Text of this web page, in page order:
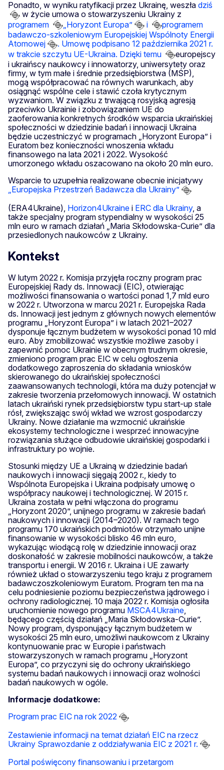
Ponadto, w wyniku ratyfikacji przez Ukrainę, weszła dziś
w życie umowa o stowarzyszeniu Ukrainy z
programem
„Horyzont Europa” i
programem
badawczo-szkoleniowym Europejskiej Wspólnoty Energii
Atomowej
. Umowę podpisano 12 października 2021 r.
w trakcie szczytu UE-Ukraina. Dzięki temu
europejscy
i ukraińscy naukowcy i innowatorzy, uniwersytety oraz
firmy, w tym małe i średnie przedsiębiorstwa (MŚP),
mogą współpracować na równych warunkach, aby
osiągnąć wspólne cele i stawić czoła krytycznym
wyzwaniom. W związku z trwającą rosyjską agresją
przeciwko Ukrainie i zobowiązaniem UE do
zaoferowania konkretnych środków wsparcia ukraińskiej
społeczności w dziedzinie badań i innowacji Ukraina
będzie uczestniczyć w programach „Horyzont Europa” i
Euratom bez konieczności wnoszenia wkładu
finansowego na lata 2021 i 2022. Wysokość
umorzonego wkładu oszacowano na około 20 mln euro.
Wsparcie to uzupełnia realizowane obecnie inicjatywy
„Europejska Przestrzeń Badawcza dla Ukrainy”
(ERA4Ukraine), Horizon4Ukraine i ERC dla Ukrainy, a
także specjalny program stypendialny w wysokości 25
mln euro w ramach działań „Maria Skłodowska-Curie” dla
przesiedlonych naukowców z Ukrainy.
Kontekst
W lutym 2022 r. Komisja przyjęła roczny program prac
Europejskiej Rady ds. Innowacji (EIC), otwierając
możliwości finansowania o wartości ponad 1,7 mld euro
w 2022 r. Utworzona w marcu 2021 r. Europejska Rada
ds. Innowacji jest jednym z głównych nowych elementów
programu „Horyzont Europa” i w latach 2021–2027
dysponuje łącznym budżetem w wysokości ponad 10 mld
euro. Aby zmobilizować wszystkie możliwe zasoby i
zapewnić pomoc Ukrainie w obecnym trudnym okresie,
zmieniono program prac EIC w celu ogłoszenia
dodatkowego zaproszenia do składania wniosków
skierowanego do ukraińskiej społeczności
zaawansowanych technologii, która ma duży potencjał w
zakresie tworzenia przełomowych innowacji. W ostatnich
latach ukraiński rynek przedsiębiorstw typu start-up stale
rósł, zwiększając swój wkład we wzrost gospodarczy
Ukrainy. Nowe działanie ma wzmocnić ukraińskie
ekosystemy technologiczne i wesprzeć innowacyjne
rozwiązania służące odbudowie ukraińskiej gospodarki i
infrastruktury po wojnie.
Stosunki między UE a Ukrainą w dziedzinie badań
naukowych i innowacji sięgają 2002 r., kiedy to
Wspólnota Europejska i Ukraina podpisały umowę o
współpracy naukowej i technologicznej. W 2015 r.
Ukraina została w pełni włączona do programu
„Horyzont 2020”, unijnego programu w zakresie badań
naukowych i innowacji (2014–2020). W ramach tego
programu 170 ukraińskich podmiotów otrzymało unijne
finansowanie w wysokości blisko 46 mln euro,
wykazując wiodącą rolę w dziedzinie innowacji oraz
doskonałość w zakresie mobilności naukowców, a także
transportu i energii. W 2016 r. Ukraina i UE zawarły
również układ o stowarzyszeniu tego kraju z programem
badawczoszkoleniowym Euratom. Program ten ma na
celu podniesienie poziomu bezpieczeństwa jądrowego i
ochrony radiologicznej. 10 maja 2022 r. Komisja ogłosiła
uruchomienie nowego programu MSCA4Ukraine
będącego częścią działań „Maria Skłodowska-Curie”.
Nowy program, dysponujący łącznym budżetem w
wysokości 25 mln euro, umożliwi naukowcom z Ukrainy
kontynuowanie prac w Europie i państwach
stowarzyszonych w ramach programu „Horyzont
Europa”, co przyczyni się do ochrony ukraińskiego
systemu badań naukowych i innowacji oraz wolności
badań naukowych w ogóle.
Informacje dodatkowe:
Program prac EIC na rok 2022
Zestawienie informacji na temat działań EIC na rzecz
Ukrainy Sprawozdanie z oddziaływania EIC z 2021 r.
Portal poświęcony finansowaniu i przetargom